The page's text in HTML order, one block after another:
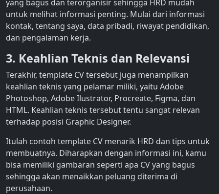
yang bagus dan terorganisir sehingga HRD mudah
untuk melihat informasi penting. Mulai dari informasi
kontak, tentang saya, data pribadi, riwayat pendidikan,
dan pengalaman kerja.
3. Keahlian Teknis dan Relevansi
Terakhir, template CV tersebut juga menampilkan
keahlian teknis yang pelamar miliki, yaitu Adobe
Photoshop, Adobe Ilustrator, Procreate, Figma, dan
HTML. Keahlian teknis tersebut tentu sangat relevan
terhadap posisi Graphic Designer.
Itulah contoh template CV menarik HRD dan tips untuk
membuatnya. Diharapkan dengan informasi ini, kamu
bisa memiliki gambaran seperti apa CV yang bagus
sehingga akan menaikkan peluang diterima di
perusahaan.